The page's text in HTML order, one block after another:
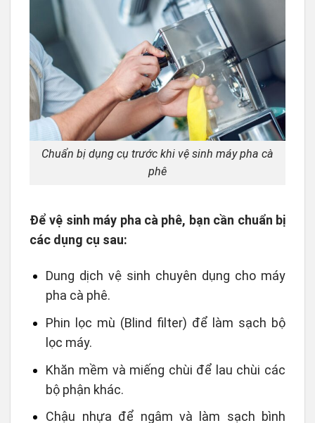
Chuẩn bị dụng cụ trước khi vệ sinh máy pha cà
phê
Để vệ sinh máy pha cà phê, bạn cần chuẩn bị
các dụng cụ sau:
Dung dịch vệ sinh chuyên dụng cho máy
pha cà phê.
Phin lọc mù (Blind filter) để làm sạch bộ
lọc máy.
Khăn mềm và miếng chùi để lau chùi các
bộ phận khác.
Chậu nhựa để ngâm và làm sạch bình